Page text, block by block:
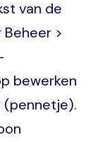
van de
>
bewerken
(pennetje).